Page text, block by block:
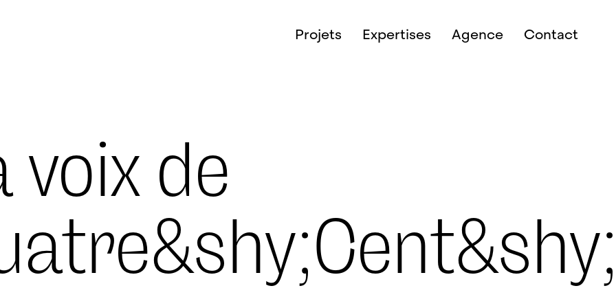
Projets Expertises Agence Contact
voix de